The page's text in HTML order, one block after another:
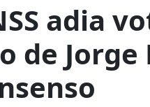
adia
de